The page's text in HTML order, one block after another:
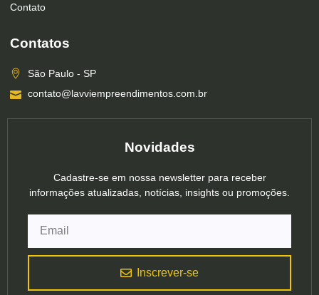
Contato
Contatos
São Paulo - SP
contato@lavviempreendimentos.com.br
Novidades
Cadastre-se em nossa newsletter para receber
informações atualizadas, notícias, insights ou promoções.
Inscrever-se